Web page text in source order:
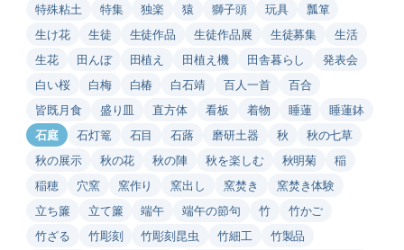
特殊粘土 特集 独楽 猿 獅子頭 玩具
瓢箪
生け花
生徒 生徒作品 生徒作品展 生徒募集
生活
生花
田んぼ 田植え 田植え機 田舎暮らし
発表会
白い桜
白梅 白椿 白石靖 百人一首
百合
皆既月食
盛り皿 直方体 看板 着物 睡蓮
睡蓮鉢
石庭
石灯篭 石目 石蕗 磨研土器 秋
秋の七草
秋の展示
秋の花 秋の陣 秋を楽しむ 秋明菊
稲
稲穂
穴窯 窯作り 窯出し 窯焚き
窯焚き体験
立ち簾
立て簾 端午 端午の節句 竹
竹かご
竹ざる
竹彫刻 竹彫刻昆虫 竹細工
竹製品